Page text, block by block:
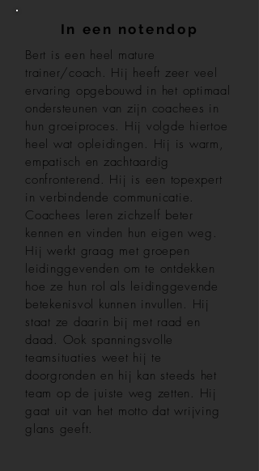
Bert is een heel mature
trainer/coach. Hij heeft zeer veel
ervaring opgebouwd in het optimaal
ondersteunen van zijn coachees in
hun groeiproces. Hij volgde hiertoe
heel wat opleidingen. Hij is warm,
empatisch en zachtaardig
confronterend. Hij is een topexpert
in verbindende communicatie.
Coachees leren zichzelf beter
kennen en vinden hun eigen weg.
Hij werkt graag met groepen
leidinggevenden om te ontdekken
hoe ze hun rol als leidinggevende
betekenisvol kunnen invullen. Hij
staat ze daarin bij met raad en
daad. Ook spanningsvolle
teamsituaties weet hij te
doorgronden en hij kan steeds het
team op de juiste weg zetten. Hij
gaat uit van het motto dat wrijving
glans geeft.
In een notendop